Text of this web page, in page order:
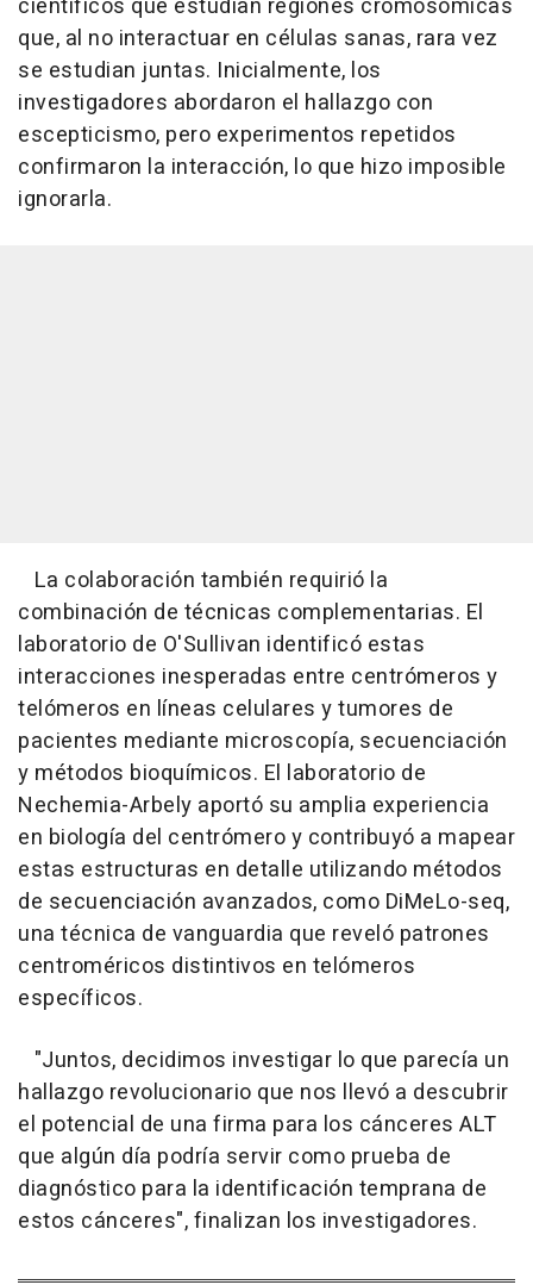
científicos que estudian regiones cromosómicas
que, al no interactuar en células sanas, rara vez
se estudian juntas. Inicialmente, los
investigadores abordaron el hallazgo con
escepticismo, pero experimentos repetidos
confirmaron la interacción, lo que hizo imposible
ignorarla.
La colaboración también requirió la
combinación de técnicas complementarias. El
laboratorio de O'Sullivan identificó estas
interacciones inesperadas entre centrómeros y
telómeros en líneas celulares y tumores de
pacientes mediante microscopía, secuenciación
y métodos bioquímicos. El laboratorio de
Nechemia-Arbely aportó su amplia experiencia
en biología del centrómero y contribuyó a mapear
estas estructuras en detalle utilizando métodos
de secuenciación avanzados, como DiMeLo-seq,
una técnica de vanguardia que reveló patrones
centroméricos distintivos en telómeros
específicos.
"Juntos, decidimos investigar lo que parecía un
hallazgo revolucionario que nos llevó a descubrir
el potencial de una firma para los cánceres ALT
que algún día podría servir como prueba de
diagnóstico para la identificación temprana de
estos cánceres", finalizan los investigadores.